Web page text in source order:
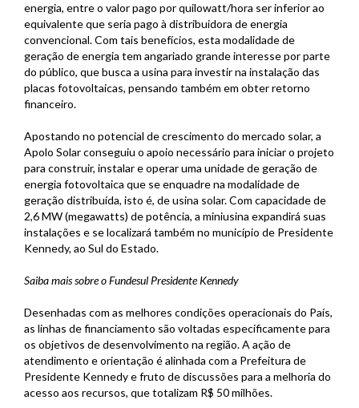
energia, entre o valor pago por quilowatt/hora ser inferior ao
equivalente que seria pago à distribuidora de energia
convencional. Com tais benefícios, esta modalidade de
geração de energia tem angariado grande interesse por parte
do público, que busca a usina para investir na instalação das
placas fotovoltaicas, pensando também em obter retorno
financeiro.
Apostando no potencial de crescimento do mercado solar, a
Apolo Solar conseguiu o apoio necessário para iniciar o projeto
para construir, instalar e operar uma unidade de geração de
energia fotovoltaica que se enquadre na modalidade de
geração distribuída, isto é, de usina solar. Com capacidade de
2,6 MW (megawatts) de potência, a miniusina expandirá suas
instalações e se localizará também no município de Presidente
Kennedy, ao Sul do Estado.
Saiba mais sobre o Fundesul Presidente Kennedy
Desenhadas com as melhores condições operacionais do País,
as linhas de financiamento são voltadas especificamente para
os objetivos de desenvolvimento na região. A ação de
atendimento e orientação é alinhada com a Prefeitura de
Presidente Kennedy e fruto de discussões para a melhoria do
acesso aos recursos, que totalizam R$ 50 milhões.